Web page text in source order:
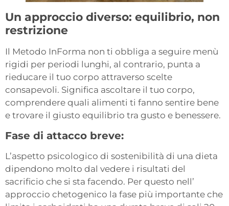
Un approccio diverso: equilibrio, non
restrizione
Il Metodo InForma non ti obbliga a seguire menù
rigidi per periodi lunghi, al contrario, punta a
rieducare il tuo corpo attraverso scelte
consapevoli. Significa ascoltare il tuo corpo,
comprendere quali alimenti ti fanno sentire bene
e trovare il giusto equilibrio tra gusto e benessere.
Fase di attacco breve:
L’aspetto psicologico di sostenibilità di una dieta
dipendono molto dal vedere i risultati del
sacrificio che si sta facendo. Per questo nell’
approccio chetogenico la fase più importante che